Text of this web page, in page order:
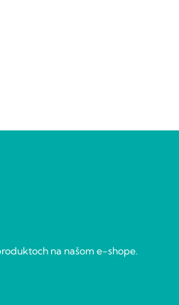
na našom e-shope.